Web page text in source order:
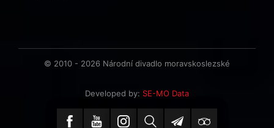
© 2010 - 2026 Národní divadlo moravskoslezské
Developed by: SE-MO Data